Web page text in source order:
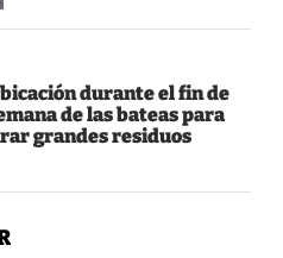
durante el fin de
de las bateas para
grandes residuos